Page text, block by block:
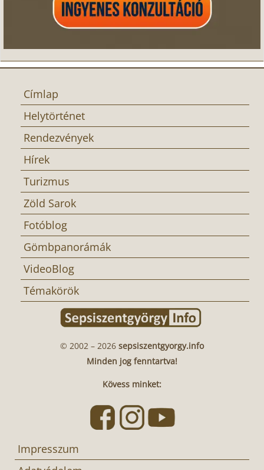
Címlap
Helytörténet
Rendezvények
Hírek
Turizmus
Zöld Sarok
Fotóblog
Gömbpanorámák
VideoBlog
Témakörök
© 2002 – 2026 sepsiszentgyorgy.info
Minden jog fenntartva!
Kövess minket:
Impresszum